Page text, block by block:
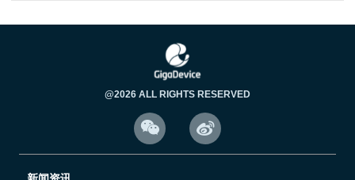
@2026 ALL RIGHTS RESERVED
 